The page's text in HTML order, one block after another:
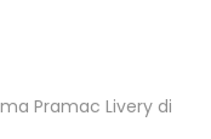
Pramac Livery di